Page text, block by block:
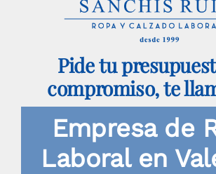
Las
opciones
se
pueden
elegir
en
la
Pide tu
compromiso, te
Empresa de
Laboral en